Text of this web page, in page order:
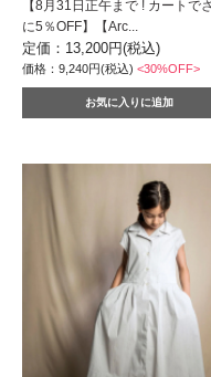
【8月31日正午まで ! カートで
に5％OFF】【Arc...
定価：13,200円(税込)
価格：9,240円(税込) <30%OFF>